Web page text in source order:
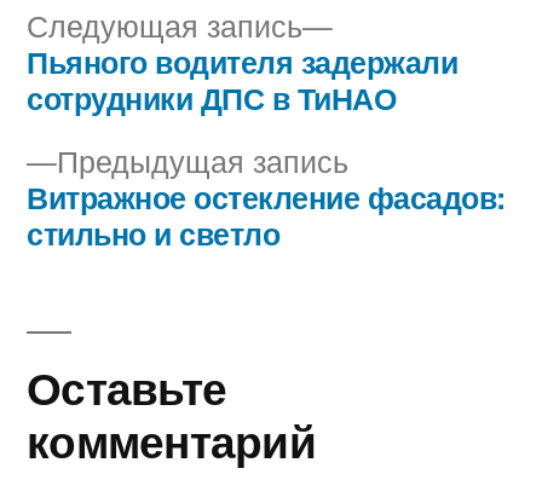
Навигация
записям
Предыдущая запись
запись:
Витражное остекление фасадов:
стильно и светло
Следующая запись
Следующая
запись:
Пьяного водителя задержали
сотрудники ДПС в ТиНАО
Оставьте
комментарий